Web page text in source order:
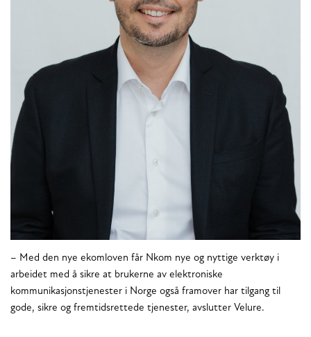
– Med den nye ekomloven får Nkom nye og nyttige verktøy i
arbeidet med å sikre at brukerne av elektroniske
kommunikasjonstjenester i Norge også framover har tilgang til
gode, sikre og fremtidsrettede tjenester, avslutter Velure.